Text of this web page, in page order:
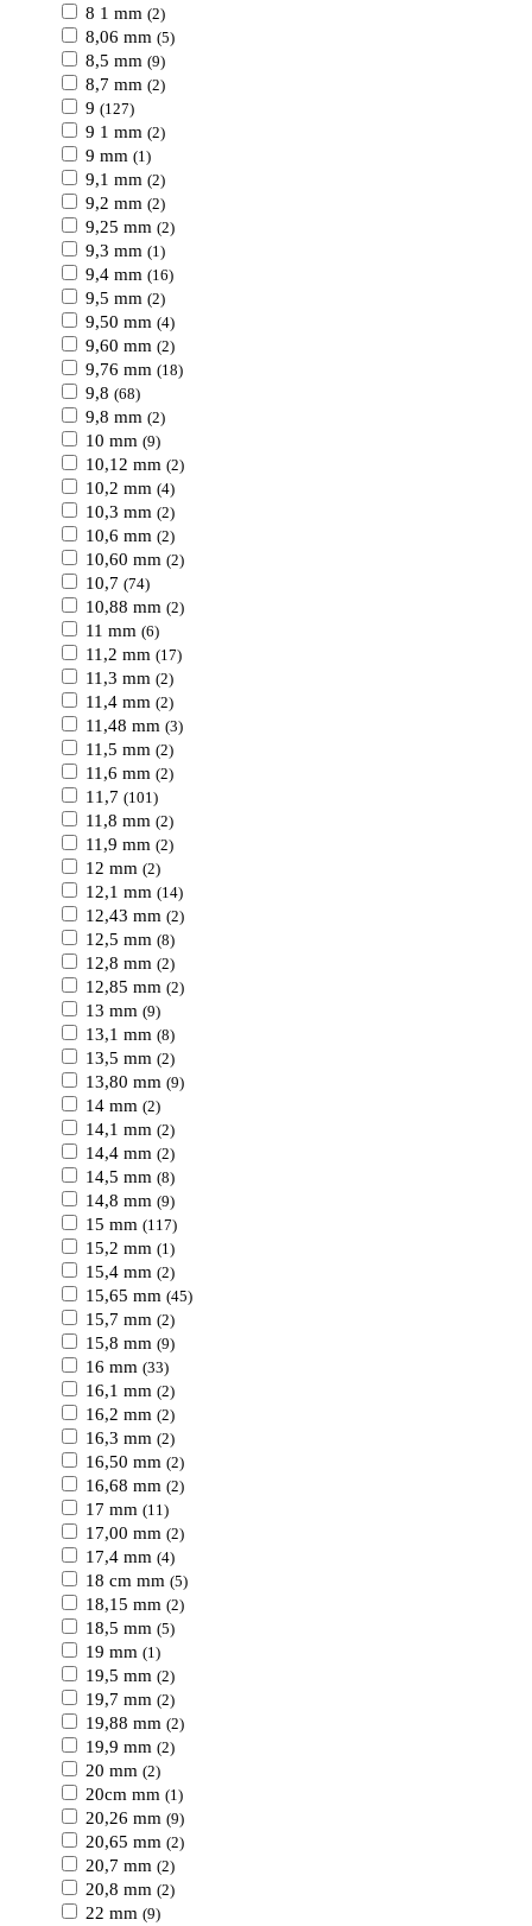
8 1 mm (2)
8,06 mm (5)
8,5 mm (9)
8,7 mm (2)
9 (127)
9 1 mm (2)
9 mm (1)
9,1 mm (2)
9,2 mm (2)
9,25 mm (2)
9,3 mm (1)
9,4 mm (16)
9,5 mm (2)
9,50 mm (4)
9,60 mm (2)
9,76 mm (18)
9,8 (68)
9,8 mm (2)
10 mm (9)
10,12 mm (2)
10,2 mm (4)
10,3 mm (2)
10,6 mm (2)
10,60 mm (2)
10,7 (74)
10,88 mm (2)
11 mm (6)
11,2 mm (17)
11,3 mm (2)
11,4 mm (2)
11,48 mm (3)
11,5 mm (2)
11,6 mm (2)
11,7 (101)
11,8 mm (2)
11,9 mm (2)
12 mm (2)
12,1 mm (14)
12,43 mm (2)
12,5 mm (8)
12,8 mm (2)
12,85 mm (2)
13 mm (9)
13,1 mm (8)
13,5 mm (2)
13,80 mm (9)
14 mm (2)
14,1 mm (2)
14,4 mm (2)
14,5 mm (8)
14,8 mm (9)
15 mm (117)
15,2 mm (1)
15,4 mm (2)
15,65 mm (45)
15,7 mm (2)
15,8 mm (9)
16 mm (33)
16,1 mm (2)
16,2 mm (2)
16,3 mm (2)
16,50 mm (2)
16,68 mm (2)
17 mm (11)
17,00 mm (2)
17,4 mm (4)
18 cm mm (5)
18,15 mm (2)
18,5 mm (5)
19 mm (1)
19,5 mm (2)
19,7 mm (2)
19,88 mm (2)
19,9 mm (2)
20 mm (2)
20cm mm (1)
20,26 mm (9)
20,65 mm (2)
20,7 mm (2)
20,8 mm (2)
22 mm (9)